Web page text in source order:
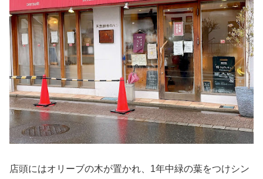
店頭にはオリーブの木が置かれ、1年中緑の葉をつけシン